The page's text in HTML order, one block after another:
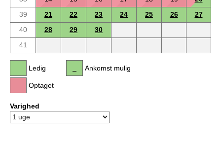
39
21 22 23 24 25 26
27
40
28 29
30
41
Ledig
Optaget
Ankomst mulig
Varighed